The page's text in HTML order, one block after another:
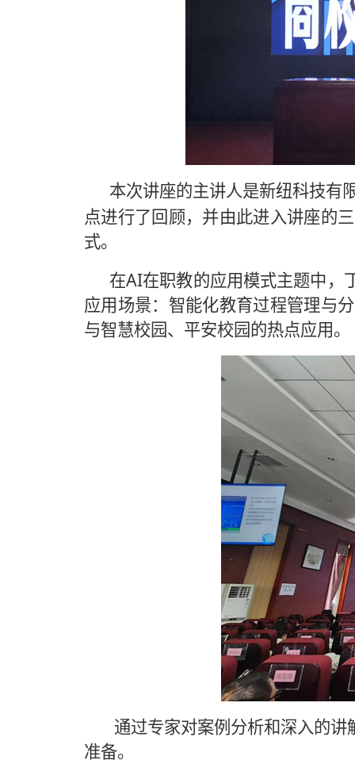
本次讲座的主讲人是新纽科技有
点进行了回顾，并由此进入讲座的
式。
在AI在职教的应用模式主题中，
应用场景：智能化教育过程管理与
与智慧校园、平安校园的热点应用。
通过专家对案例分析和深入的
准备。